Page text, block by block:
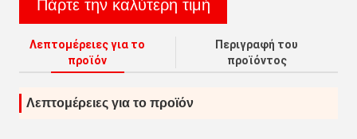
Πάρτε την καλύτερη τιμή
Λεπτομέρειες για το
προϊόν
Περιγραφή του
προϊόντος
Λεπτομέρειες για το προϊόν